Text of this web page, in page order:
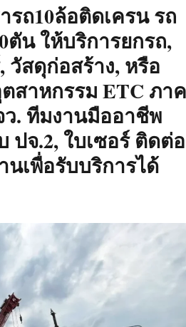
รถ10ล้อติดเครน รถ
ตัน ให้บริการยกรถ,
วัสดุก่อสร้าง, หรือ
สาหกรรม ETC ภาค
. ทีมงานมืออาชีพ
จ.2, ใบเซอร์ ติดต่อ
เพื่อรับบริการได้